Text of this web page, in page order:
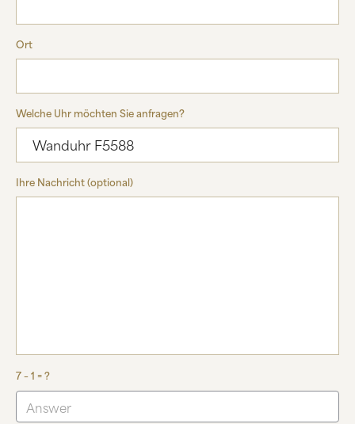
Ort
Welche Uhr möchten Sie anfragen?
Ihre Nachricht (optional)
7 – 1 = ?